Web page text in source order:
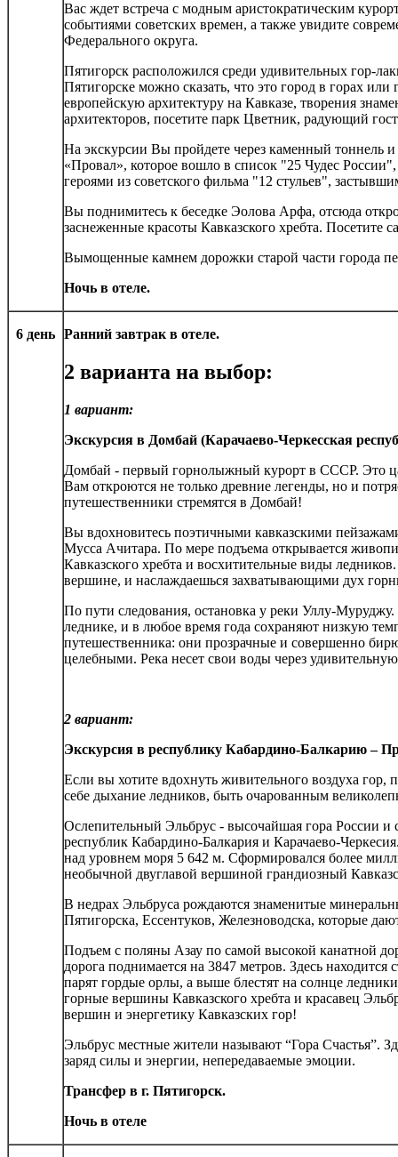
Вас ждет встреча с модным аристократическим
событиями советских времен, а также увидите
Федерального округа.
Пятигорск расположился среди удивительных гор-
Пятигорске можно сказать, что это город в горах
европейскую архитектуру на Кавказе, творения
архитекторов, посетите парк Цветник, радующий
На экскурсии Вы пройдете через каменный тоннель
«Провал», которое вошло в список "25 Чудес
героями из советского фильма "12 стульев",
Вы поднимитесь к беседке Эолова Арфа, отсюда
заснеженные красоты Кавказского хребта. Посетите
Вымощенные камнем дорожки старой части города
Ночь в отеле.
6 день Ранний завтрак в отеле.
2 варианта на выбор:
1 вариант:
Экскурсия в Домбай (Карачаево-Черкесская
Домбай - первый горнолыжный курорт в СССР. Это
Вам откроются не только древние легенды, но и
путешественники стремятся в Домбай!
Вы вдохновитесь поэтичными кавказскими
Мусса Ачитара. По мере подъема открывается
Кавказского хребта и восхитительные виды
вершине, и наслаждаешься захватывающими дух
По пути следования, остановка у реки Уллу-
леднике, и в любое время года сохраняют низкую
путешественника: они прозрачные и совершенно
целебными. Река несет свои воды через
2 вариант:
Экскурсия в республику Кабардино-Балкарию –
Если вы хотите вдохнуть живительного воздуха
себе дыхание ледников, быть очарованным
Ослепительный Эльбрус - высочайшая гора России
республик Кабардино-Балкария и Карачаево-
над уровнем моря 5 642 м. Сформировался более
необычной двуглавой вершиной грандиозный
В недрах Эльбруса рождаются знаменитые
Пятигорска, Ессентуков, Железноводска, которые
Подъем с поляны Азау по самой высокой канатной
дорога поднимается на 3847 метров. Здесь
парят гордые орлы, а выше блестят на солнце
горные вершины Кавказского хребта и красавец
вершин и энергетику Кавказских гор!
Эльбрус местные жители называют “Гора Счастья”.
заряд силы и энергии, непередаваемые эмоции.
Трансфер в г. Пятигорск.
Ночь в отеле